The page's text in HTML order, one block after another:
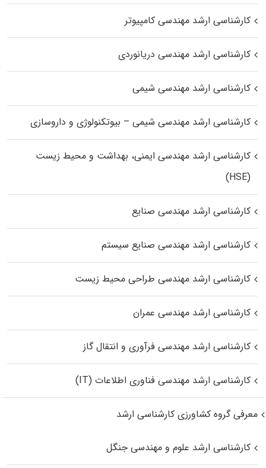
کارشناسی ارشد مهندسی کامپیوتر
کارشناسی ارشد مهندسی دریانوردی
کارشناسی ارشد مهندسی شیمی
کارشناسی ارشد مهندسی شیمی – بیوتکنولوژی و داروسازی
کارشناسی ارشد مهندسی ایمنی، بهداشت و محیط زیست
(HSE)
کارشناسی ارشد مهندسی صنایع
کارشناسی ارشد مهندسی صنایع سیستم
کارشناسی ارشد مهندسی طراحی محیط زیست
کارشناسی ارشد مهندسی عمران
کارشناسی ارشد مهندسی فرآوری و انتقال گاز
کارشناسی ارشد مهندسی فناوری اطلاعات (IT)
معرفی گروه کشاورزی کارشناسی ارشد
کارشناسی ارشد علوم و مهندسی جنگل